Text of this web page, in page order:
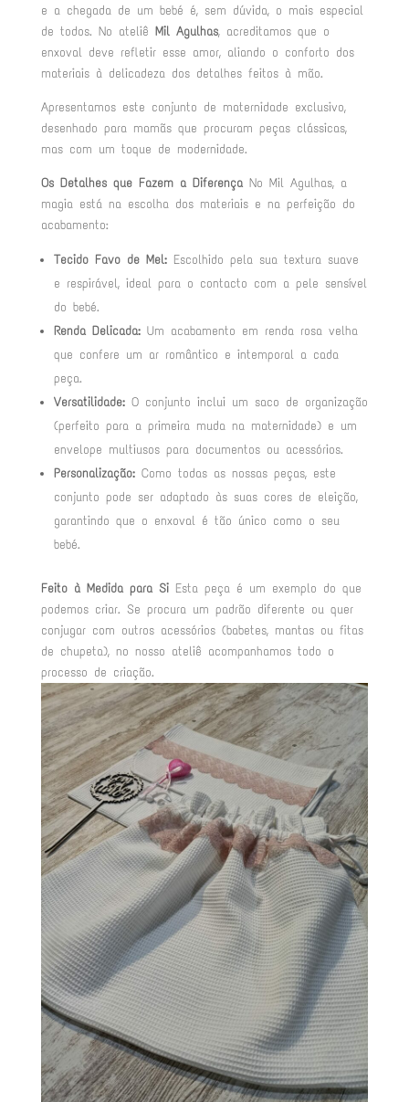
e a chegada de um bebé é, sem dúvida, o mais especial
de todos. No ateliê Mil Agulhas, acreditamos que o
enxoval deve refletir esse amor, aliando o conforto dos
materiais à delicadeza dos detalhes feitos à mão.
Apresentamos este conjunto de maternidade exclusivo,
desenhado para mamãs que procuram peças clássicas,
mas com um toque de modernidade.
Os Detalhes que Fazem a DiferençaNo Mil Agulhas, a
magia está na escolha dos materiais e na perfeição do
acabamento:
Tecido Favo de Mel:Escolhido pela sua textura suave
e respirável, ideal para o contacto com a pele sensível
do bebé.
Renda Delicada:Um acabamento em renda rosa velha
que confere um ar romântico e intemporal a cada
peça.
Versatilidade:O conjunto inclui um saco de organização
(perfeito para a primeira muda na maternidade) e um
envelope multiusos para documentos ou acessórios.
Personalização:Como todas as nossas peças, este
conjunto pode ser adaptado às suas cores de eleição,
garantindo que o enxoval é tão único como o seu
bebé.
Feito à Medida para SiEsta peça é um exemplo do que
podemos criar. Se procura um padrão diferente ou quer
conjugar com outros acessórios (babetes, mantas ou fitas
de chupeta), no nosso ateliê acompanhamos todo o
processo de criação.